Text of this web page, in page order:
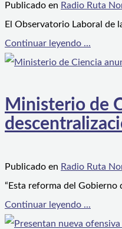
Publicado en Radio Ruta
El Observatorio Laboral de
Continuar leyendo ...
Ministerio de
Publicado en Radio Ruta
“Esta reforma del Gobierno
Continuar leyendo ...